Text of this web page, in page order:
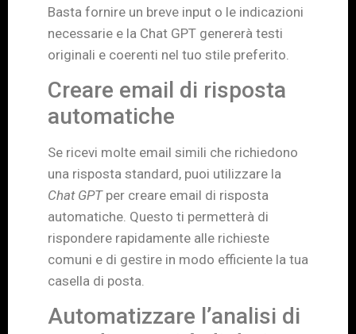
Basta fornire un breve input o le indicazioni
necessarie e la Chat GPT genererà testi
originali e coerenti nel tuo stile preferito.
Creare email di risposta
automatiche
Se ricevi molte email simili che richiedono
una risposta standard, puoi utilizzare la
Chat GPTper creare email di risposta
automatiche. Questo ti permetterà di
rispondere rapidamente alle richieste
comuni e di gestire in modo efficiente la tua
casella di posta.
Automatizzare l’analisi di